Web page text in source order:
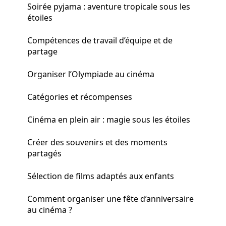
Soirée pyjama : aventure tropicale sous les
étoiles
Compétences de travail d’équipe et de
partage
Organiser l’Olympiade au cinéma
Catégories et récompenses
Cinéma en plein air : magie sous les étoiles
Créer des souvenirs et des moments
partagés
Sélection de films adaptés aux enfants
Comment organiser une fête d’anniversaire
au cinéma ?